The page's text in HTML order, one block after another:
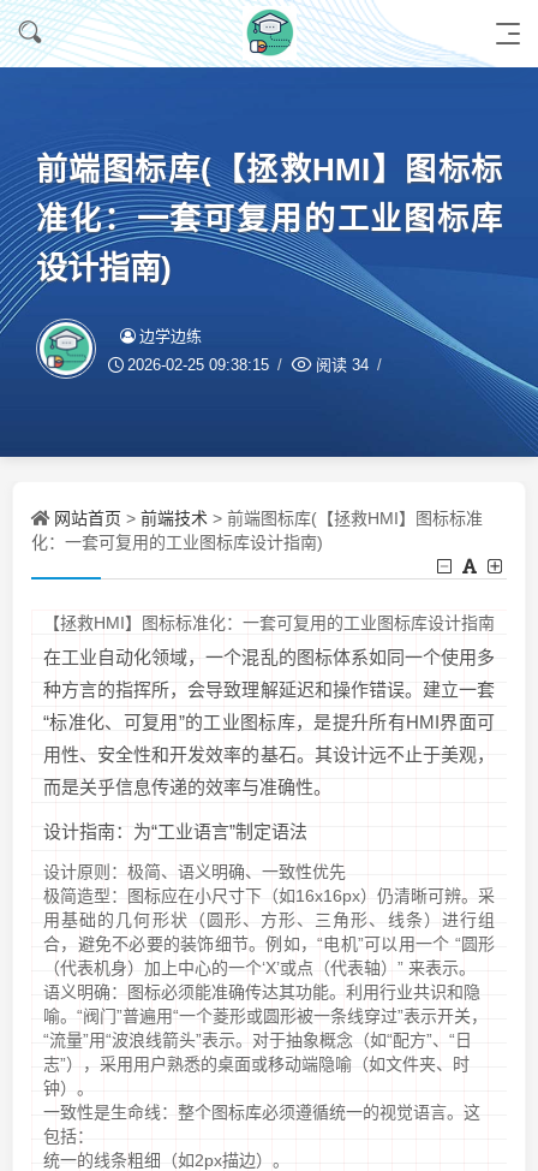
前端图标库(【拯救HMI】图标标
准化：一套可复用的工业图标库
设计指南)
边学边练
2026-02-25 09:38:15 阅读 34
网站首页 > 前端技术 > 前端图标库(【拯救HMI】图标标准
化：一套可复用的工业图标库设计指南)
【拯救HMI】图标标准化：一套可复用的工业图标库设计指南
在工业自动化领域，一个混乱的图标体系如同一个使用多
种方言的指挥所，会导致理解延迟和操作错误。建立一套
“标准化、可复用”的工业图标库，是提升所有HMI界面可
用性、安全性和开发效率的基石。其设计远不止于美观，
而是关乎信息传递的效率与准确性。
设计指南：为“工业语言”制定语法
设计原则：极简、语义明确、一致性优先
极简造型：图标应在小尺寸下（如16x16px）仍清晰可辨。采
用基础的几何形状（圆形、方形、三角形、线条）进行组
合，避免不必要的装饰细节。例如，“电机”可以用一个 “圆形
（代表机身）加上中心的一个‘X’或点（代表轴）” 来表示。
语义明确：图标必须能准确传达其功能。利用行业共识和隐
喻。“阀门”普遍用“一个菱形或圆形被一条线穿过”表示开关，
“流量”用“波浪线箭头”表示。对于抽象概念（如“配方”、“日
志”），采用用户熟悉的桌面或移动端隐喻（如文件夹、时
钟）。
一致性是生命线：整个图标库必须遵循统一的视觉语言。这
包括：
统一的线条粗细（如2px描边）。